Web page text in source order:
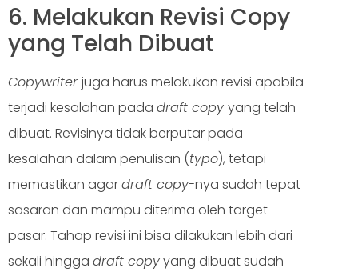
6. Melakukan Revisi Copy
yang Telah Dibuat
Copywriter juga harus melakukan revisi apabila
terjadi kesalahan pada draft copy yang telah
dibuat. Revisinya tidak berputar pada
kesalahan dalam penulisan (typo), tetapi
memastikan agardraft copy-nya sudah tepat
sasaran dan mampu diterima oleh target
pasar. Tahap revisi ini bisa dilakukan lebih dari
sekali hingga draft copyyang dibuat sudah